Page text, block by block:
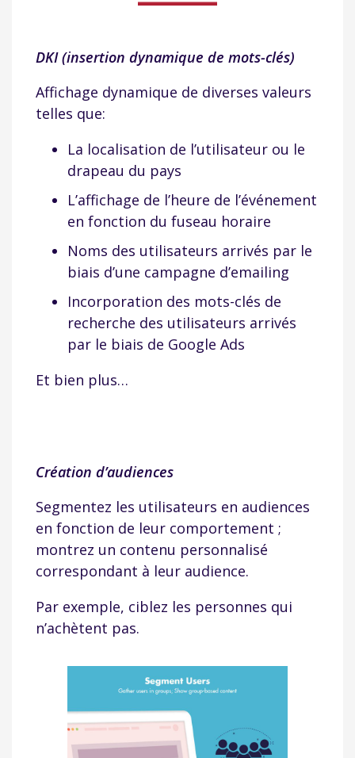
DKI (insertion dynamique de mots-clés)
Affichage dynamique de diverses valeurs
telles que:
La localisation de l’utilisateur ou le
drapeau du pays
L’affichage de l’heure de l’événement
en fonction du fuseau horaire
Noms des utilisateurs arrivés par le
biais d’une campagne d’emailing
Incorporation des mots-clés de
recherche des utilisateurs arrivés
par le biais de Google Ads
Et bien plus…
Création d’audiences
Segmentez les utilisateurs en audiences
en fonction de leur comportement ;
montrez un contenu personnalisé
correspondant à leur audience.
Par exemple, ciblez les personnes qui
n’achètent pas.